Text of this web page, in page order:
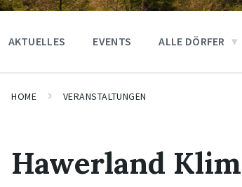
AKTUELLES EVENTS ALLE DÖRFER
HOME VERANSTALTUNGEN
Hawerland